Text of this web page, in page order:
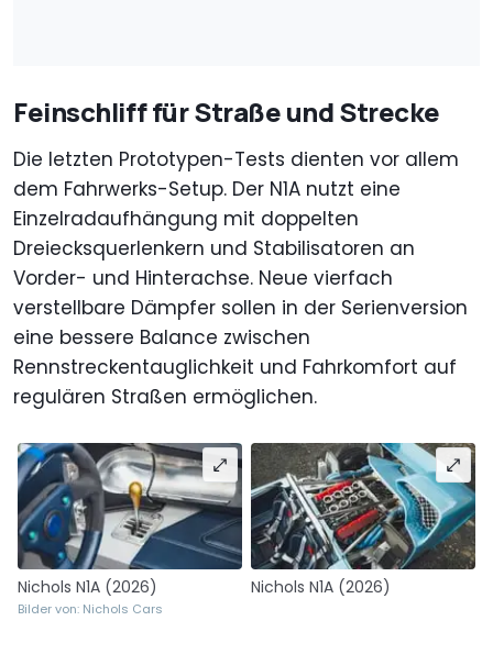
Feinschliff für Straße und Strecke
Die letzten Prototypen-Tests dienten vor allem
dem Fahrwerks-Setup. Der N1A nutzt eine
Einzelradaufhängung mit doppelten
Dreiecksquerlenkern und Stabilisatoren an
Vorder- und Hinterachse. Neue vierfach
verstellbare Dämpfer sollen in der Serienversion
eine bessere Balance zwischen
Rennstreckentauglichkeit und Fahrkomfort auf
regulären Straßen ermöglichen.
Nichols N1A (2026)
Bilder von: Nichols Cars
Nichols N1A (2026)